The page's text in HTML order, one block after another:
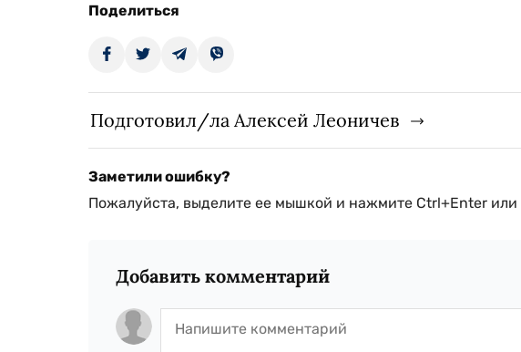
Поделиться
Подготовил/ла Алексей Леоничев
Заметили ошибку?
Пожалуйста, выделите ее мышкой и нажмите Ctrl+Enter или
Добавить комментарий